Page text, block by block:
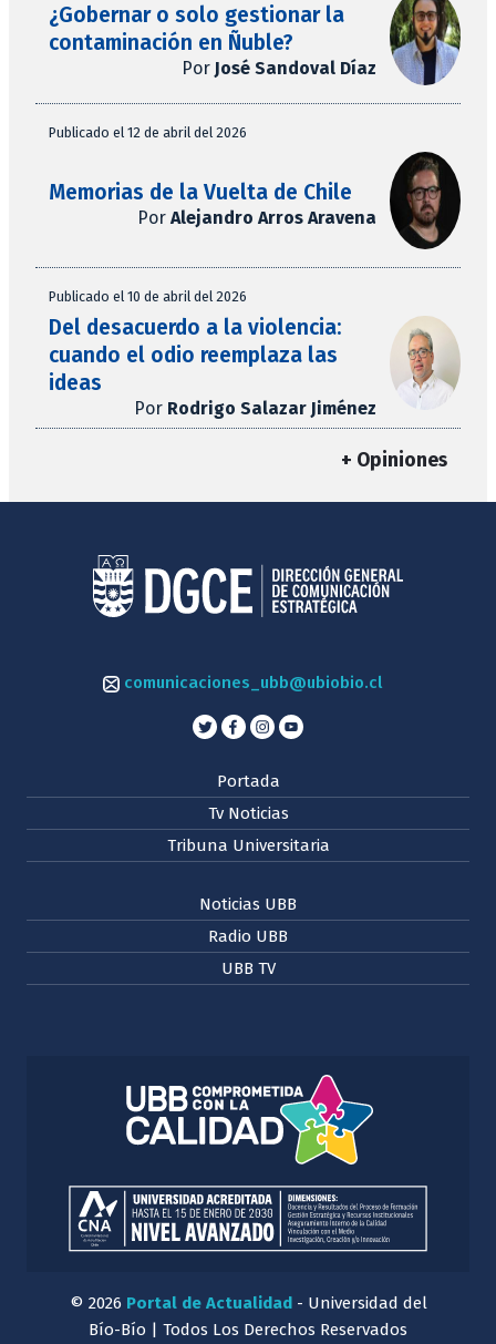
¿Gobernar o solo gestionar la
contaminación en Ñuble?
Por José Sandoval Díaz
Publicado el 12 de abril del 2026
Memorias de la Vuelta de Chile
Por Alejandro Arros Aravena
Publicado el 10 de abril del 2026
Del desacuerdo a la violencia:
cuando el odio reemplaza las
ideas
Por Rodrigo Salazar Jiménez
+ Opiniones
comunicaciones_ubb@ubiobio.cl
Portada
Tv Noticias
Tribuna Universitaria
Noticias UBB
Radio UBB
UBB TV
© 2026 Portal de Actualidad- Universidad del
Bío-Bío | Todos Los Derechos Reservados